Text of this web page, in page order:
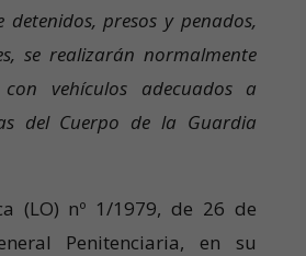
detenidos, presos y penados,
se realizarán normalmente
vehículos adecuados a
del Cuerpo de la Guardia
(LO) nº 1/1979, de 26 de
Penitenciaria, en su